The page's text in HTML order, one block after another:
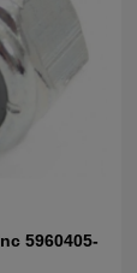
Husqvarna
5960405-